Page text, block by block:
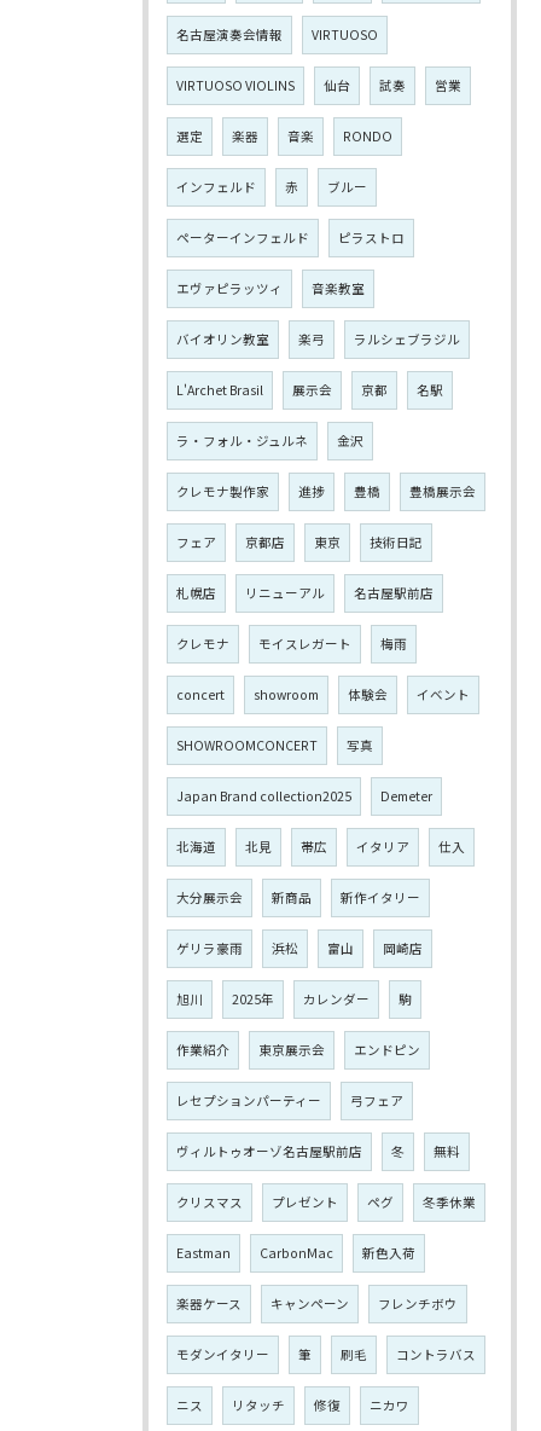
名古屋演奏会情報 VIRTUOSO
VIRTUOSO VIOLINS 仙台 試奏 営業
選定 楽器 音楽 RONDO
インフェルド 赤 ブルー
ペーターインフェルド ピラストロ
エヴァピラッツィ 音楽教室
バイオリン教室 楽弓 ラルシェブラジル
L'Archet Brasil 展示会 京都 名駅
ラ・フォル・ジュルネ 金沢
クレモナ製作家 進捗 豊橋 豊橋展示会
フェア 京都店 東京 技術日記
札幌店 リニューアル 名古屋駅前店
クレモナ モイスレガート 梅雨
concert showroom 体験会 イベント
SHOWROOMCONCERT 写真
Japan Brand collection2025 Demeter
北海道 北見 帯広 イタリア 仕入
大分展示会 新商品 新作イタリー
ゲリラ豪雨 浜松 富山 岡崎店
旭川 2025年 カレンダー 駒
作業紹介 東京展示会 エンドピン
レセプションパーティー 弓フェア
ヴィルトゥオーゾ名古屋駅前店 冬 無料
クリスマス プレゼント ペグ 冬季休業
Eastman CarbonMac 新色入荷
楽器ケース キャンペーン フレンチボウ
モダンイタリー 筆 刷毛 コントラバス
ニス リタッチ 修復 ニカワ